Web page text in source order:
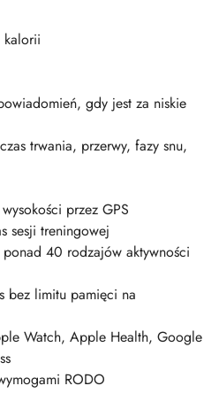
kalorii
gdy jest za niskie
trwania, przerwy, fazy snu,
przez GPS
sesji treningowej
40 rodzajów aktywności
bez limitu pamięci na
Watch, Apple Health, Google
RODO